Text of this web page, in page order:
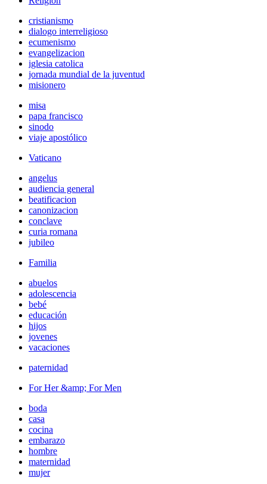
cristianismo
dialogo interreligioso
ecumenismo
evangelizacion
iglesia catolica
jornada mundial de la juventud
misionero
misa
papa francisco
sinodo
viaje apostólico
Vaticano
angelus
audiencia general
beatificacion
canonizacion
conclave
curia romana
jubileo
Familia
abuelos
adolescencia
bebé
educación
hijos
jovenes
vacaciones
paternidad
For Her &amp; For Men
boda
casa
cocina
embarazo
hombre
maternidad
mujer